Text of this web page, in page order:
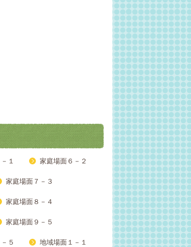
１ 家庭場面６－２
家庭場面７－３
家庭場面８－４
家庭場面９－５
５ 地域場面１－１